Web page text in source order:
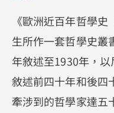
《歐洲近百年哲學
生所作一套哲學史叢
年敘述至1930年，
敘述前四十年和後四
牽涉到的哲學家達五